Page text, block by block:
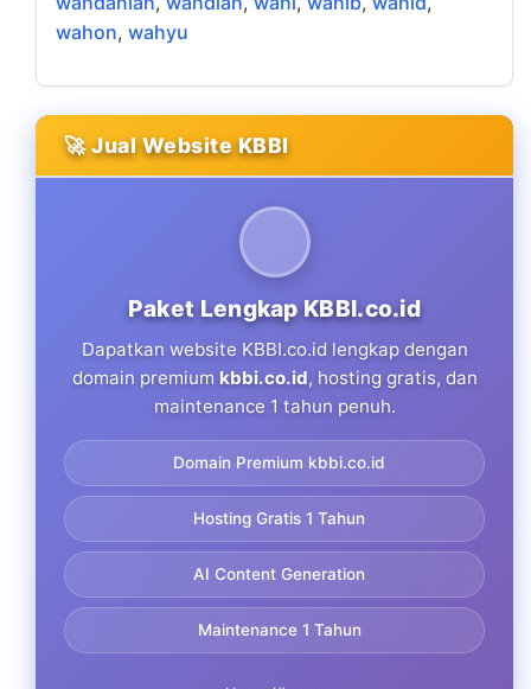
wahon, wahyu
🚀 Jual Website KBBI
Paket Lengkap KBBI.co.id
Dapatkan website KBBI.co.id lengkap dengan
domain premium kbbi.co.id, hosting gratis, dan
maintenance 1 tahun penuh.
Domain Premium kbbi.co.id
Hosting Gratis 1 Tahun
AI Content Generation
Maintenance 1 Tahun